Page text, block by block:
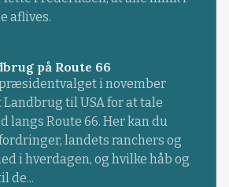
aflives.
på Route 66
i november
til USA for at tale
langs Route 66. Her kan du
landets ranchers og
i hverdagen, og hvilke håb og
de...